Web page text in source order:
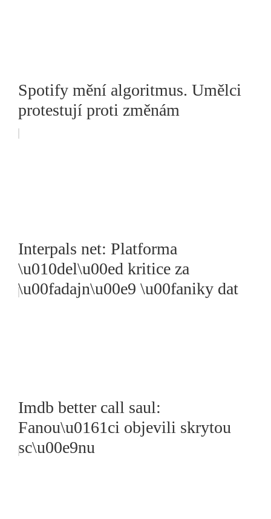
Spotify mění algoritmus. Umělci
protestují proti změnám
Interpals net: Platforma
\u010del\u00ed kritice za
\u00fadajn\u00e9 \u00faniky dat
Imdb better call saul:
Fanou\u0161ci objevili skrytou
sc\u00e9nu